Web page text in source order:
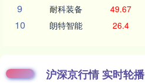
9 耐科装备 49.67
10 朗特智能 26.4
沪深京行情 实时轮播